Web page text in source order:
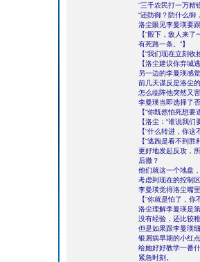
“三千农民打一万精
“还防御？防什么御
洛尘眼见李曼瑛要
【“殿下，敌人来
有死路一条。”】
【“我们现在立刻
【洛尘建议你弃城
另一边的李曼瑛感
前几天谋反是洛尘
怎么临阵他突然又
李曼瑛当即选择了
【“你既然怕死想
【洛尘：“谁说我
【“什么转进，你这
【“逃跑是看不到
更好地发起反攻，
后撤？
他们就这一个地盘
考虑到现在的控制
李曼瑛觉得洛尘嘴
【“你就是怕了，你
洛尘理解李曼瑛是
没有经验，还比较
但是如果跟李曼瑛
银屑病早期的小红
给她好好教学一番
紧急时刻。